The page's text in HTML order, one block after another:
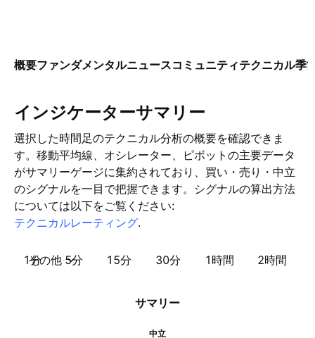
概要ファンダメンタルニュースコミュニティテクニカル季
インジケーターサマリー
選択した時間足のテクニカル分析の概要を確認できま
す。移動平均線、オシレーター、ピボットの主要データ
がサマリーゲージに集約されており、買い・売り・中立
のシグナルを一目で把握できます。シグナルの算出方法
については以下をご覧ください:
テクニカルレーティング.
1分 5分 15分 30分 1時間 2時間
その他
サマリー
中立